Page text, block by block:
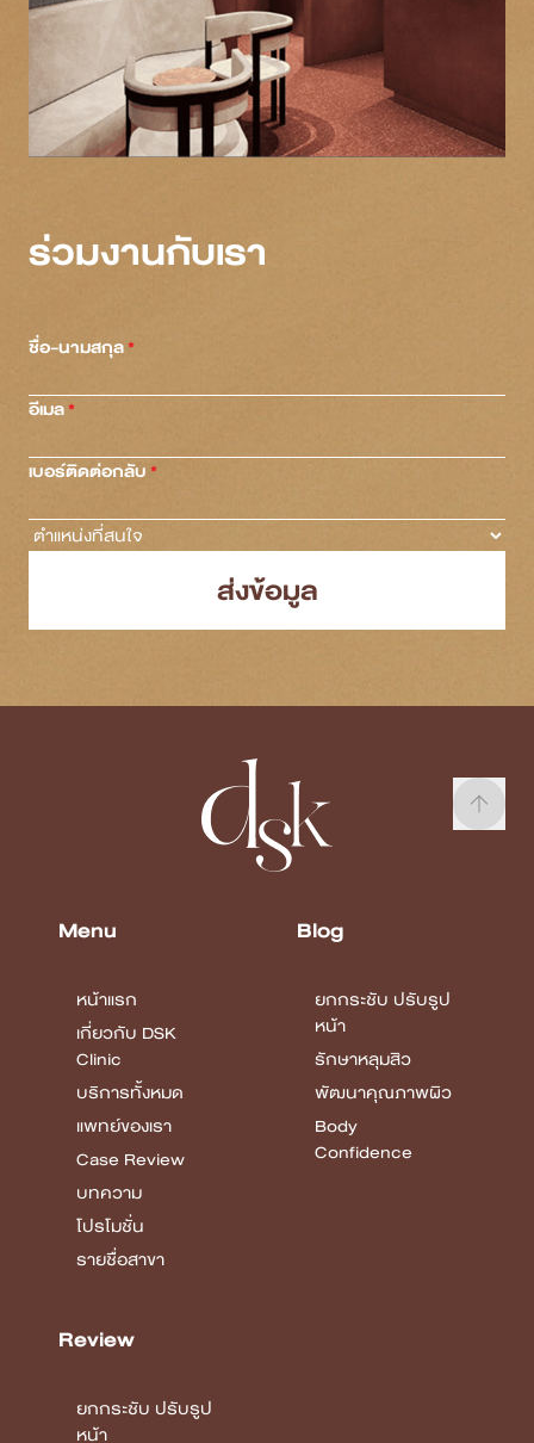
ร่วมงานกับเรา
ชื่อ-นามสกุล
อีเมล
เบอร์ติดต่อกลับ
ส่งข้อมูล
Menu
หน้าแรก
เกี่ยวกับ DSK
Clinic
บริการทั้งหมด
แพทย์ของเรา
Case Review
บทความ
โปรโมชั่น
รายชื่อสาขา
Blog
ยกกระชับ ปรับรูป
หน้า
รักษาหลุมสิว
พัฒนาคุณภาพผิว
Body
Confidence
Review
ยกกระชับ ปรับรูป
หน้า